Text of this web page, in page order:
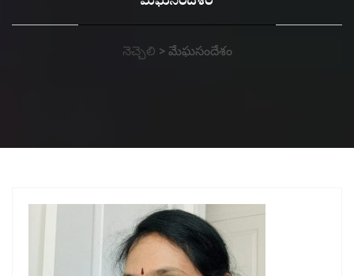
నెచ్చెలి > మేఘసందేశం